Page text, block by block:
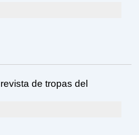
de tropas del